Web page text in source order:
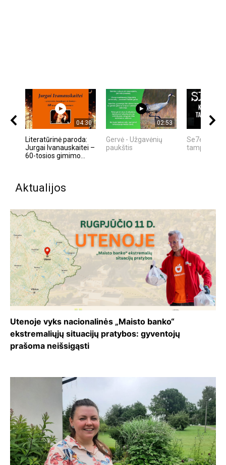
04:30
Literatūrinė paroda:
Jurgai Ivanauskaitei –
60-tosios gimimo...
02:53
Gervė - Užgavėnių
paukštis
Se7en –
tampa
Aktualijos
Utenoje vyks nacionalinės „Maisto banko“
ekstremaliųjų situacijų pratybos: gyventojų
prašoma neišsigąsti